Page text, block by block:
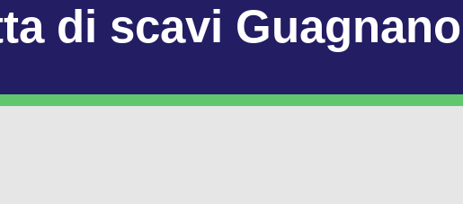
di scavi Guagnano